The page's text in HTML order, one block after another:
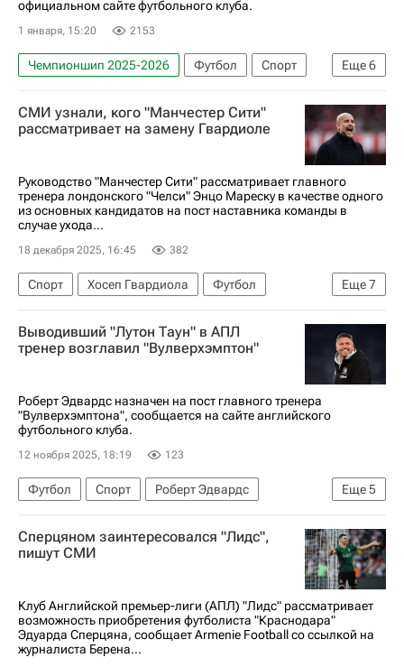
официальном сайте футбольного клуба.
1 января, 15:20 2153
Еще6
Чемпионшип 2025-2026 Футбол
Спорт
Энцо Мареска
Хосеп Гвардиола
Лестер Сити
Челси
АПЛ 2026-2027 (Чемпионат Англии по футболу)
Лига чемпионов УЕФА 2026-2027
СМИ узнали, кого "Манчестер Сити"
рассматривает на замену Гвардиоле
Руководство "Манчестер Сити" рассматривает главного
тренера лондонского "Челси" Энцо Мареску в качестве одного
из основных кандидатов на пост наставника команды в
случае ухода...
18 декабря 2025, 16:45 382
Еще7
Спорт Хосеп Гвардиола
Футбол
Энцо Мареска
Манчестер Сити
Челси
Лестер Сити
АПЛ 2026-2027 (Чемпионат Англии по футболу)
Трансферы в АПЛ
Выводивший "Лутон Таун" в АПЛ
тренер возглавил "Вулверхэмптон"
Роберт Эдвардс назначен на пост главного тренера
"Вулверхэмптона", сообщается на сайте английского
футбольного клуба.
12 ноября 2025, 18:19 123
Еще5
Футбол Спорт
Роберт Эдвардс
Витор Перейра
Вулверхэмптон
Лутон Таун
Мидлсбро
АПЛ 2026-2027 (Чемпионат Англии по футболу)
Сперцяном заинтересовался "Лидс",
пишут СМИ
Клуб Английской премьер-лиги (АПЛ) "Лидс" рассматривает
возможность приобретения футболиста "Краснодара"
Эдуарда Сперцяна, сообщает Armenie Football со ссылкой на
журналиста Берена...